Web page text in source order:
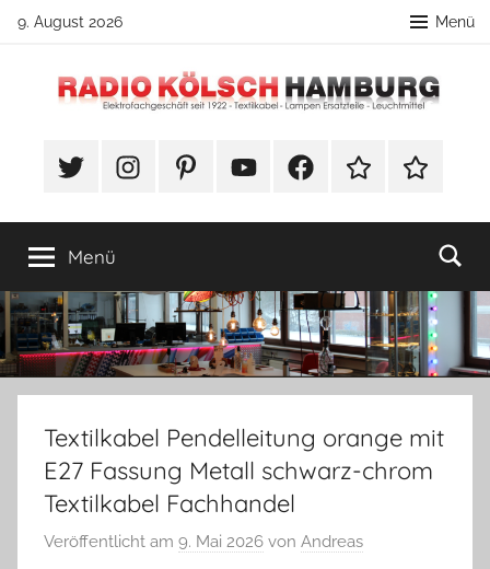
Zum
springen
9. August 2026 Menü
Radio
Hamburg
Lampenbau
#TwitterInstagramPinterestYouTubeFacebookTikTok Webshop
Menü
Textilkabel Pendelleitung orange mit
E27 Fassung Metall schwarz-chrom
Textilkabel Fachhandel
Veröffentlicht am 9. Mai 2026 von Andreas